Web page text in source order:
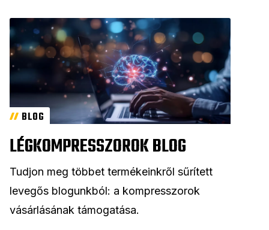
BLOG
LÉGKOMPRESSZOROK BLOG
Tudjon meg többet termékeinkről sűrített
levegős blogunkból: a kompresszorok
vásárlásának támogatása.